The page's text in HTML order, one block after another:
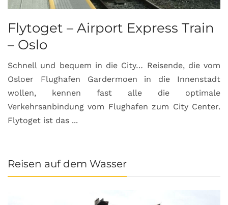
Flytoget – Airport Express Train
– Oslo
Schnell und bequem in die City… Reisende, die vom
Osloer Flughafen Gardermoen in die Innenstadt
wollen, kennen fast alle die optimale
Verkehrsanbindung vom Flughafen zum City Center.
Flytoget ist das ...
Reisen auf dem Wasser